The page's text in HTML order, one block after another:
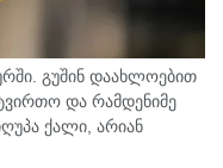
გუშინ დაახლოებით
და რამდენიმე
ქალი, არიან
276-ე მუხლის